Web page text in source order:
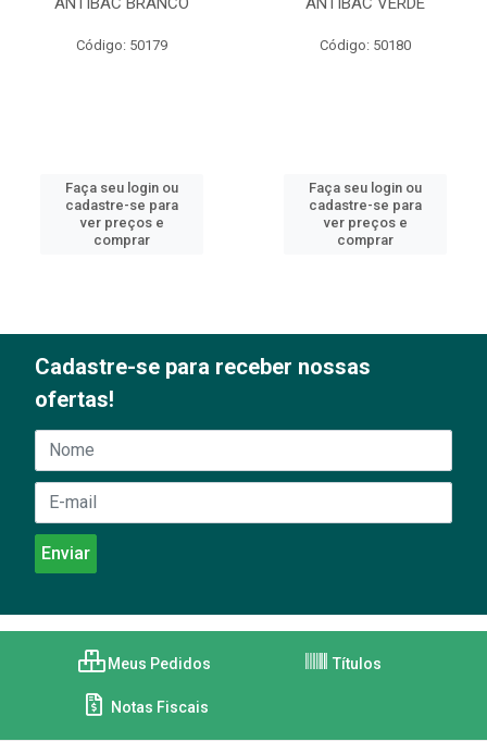
Código: 50179
Faça seu login ou
cadastre-se para
ver preços e
comprar
Código: 50180
Faça seu login ou
cadastre-se para
ver preços e
comprar
Cadastre-se para receber nossas
ofertas!
Meus Pedidos Títulos
Notas Fiscais